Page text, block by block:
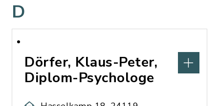
D
Dörfer, Klaus-Peter,
Diplom-Psychologe